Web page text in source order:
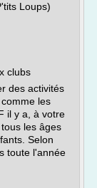
Loups)
clubs
des activités
les
il y a, à votre
les âges
Selon
toute l'année